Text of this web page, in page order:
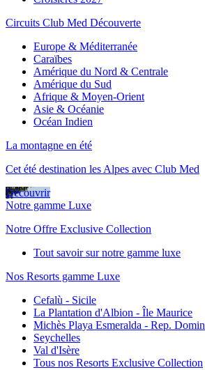
Circuits Club Med Découverte
Europe & Méditerranée
Caraïbes
Amérique du Nord & Centrale
Amérique du Sud
Afrique & Moyen-Orient
Asie & Océanie
Océan Indien
La montagne en été
Cet été destination les Alpes avec Club Med
Découvrir
Notre gamme Luxe
Notre Offre Exclusive Collection
Tout savoir sur notre gamme luxe
Nos Resorts gamme Luxe
Cefalù - Sicile
La Plantation d'Albion - Île Maurice
Michès Playa Esmeralda - Rep.
Seychelles
Val d'Isère
Tous nos Resorts Exclusive Collection